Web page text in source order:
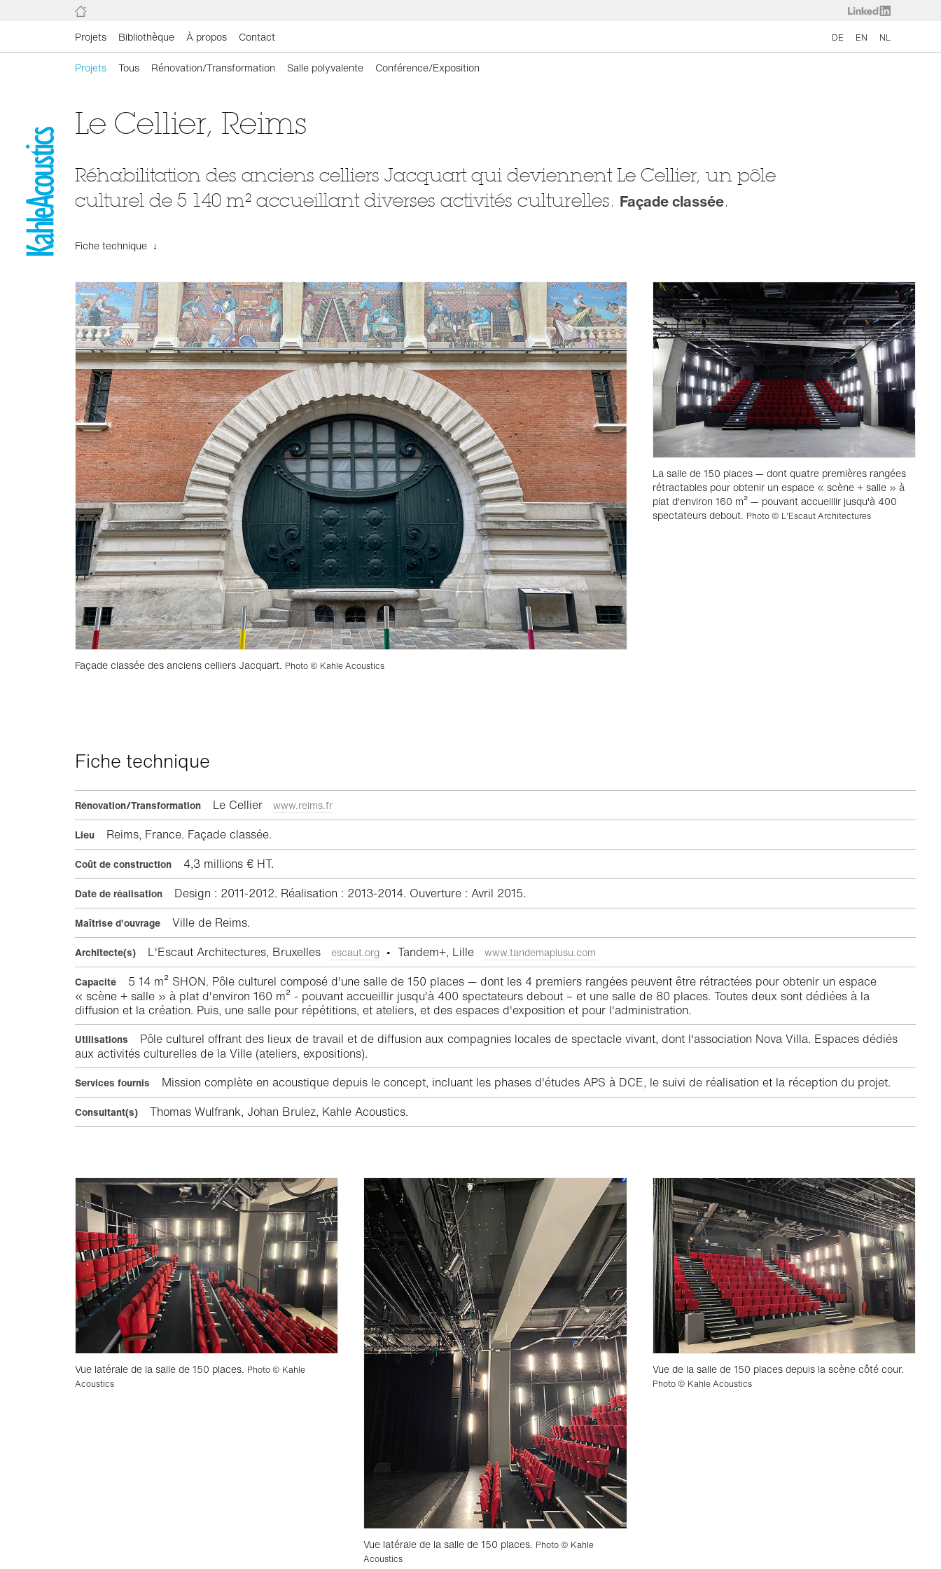
Projets Bibliothèque À propos Contact DE EN NL
Projets Tous Rénovation/Transformation Salle polyvalente Conférence/Exposition
Le Cellier, Reims
Réhabilitation des anciens celliers Jacquart qui deviennent Le Cellier, un pôle
culturel de 5 140 m² accueillant diverses activités culturelles. Façade classée.
Fiche technique ↓
Façade classée des anciens celliers Jacquart. Photo © Kahle Acoustics
La salle de 150 places — dont quatre premières rangées
rétractables pour obtenir un espace « scène + salle » à
plat d'environ 160 m² — pouvant accueillir jusqu'à 400
spectateurs debout. Photo © L'Escaut Architectures
Fiche technique
Rénovation/Transformation Le Cellier www.reims.fr
Lieu
Reims, France. Façade classée.
Coût de construction 4,3 millions € HT.
Date de réalisation Design : 2011-2012. Réalisation : 2013-2014. Ouverture : Avril 2015.
Maîtrise d'ouvrage Ville de Reims.
Architecte(s) L'Escaut Architectures, Bruxelles escaut.org • Tandem+, Lille www.tandemaplusu.com
Capacité
5 14 m² SHON. Pôle culturel composé d'une salle de 150 places — dont les 4 premiers rangées peuvent être rétractées pour obtenir un espace
« scène + salle » à plat d'environ 160 m² - pouvant accueillir jusqu'à 400 spectateurs debout – et une salle de 80 places. Toutes deux sont dédiées à la
diffusion et la création. Puis, une salle pour répétitions, et ateliers, et des espaces d'exposition et pour l'administration.
Utilisations
Pôle culturel offrant des lieux de travail et de diffusion aux compagnies locales de spectacle vivant, dont l'association Nova Villa. Espaces dédiés
aux activités culturelles de la Ville (ateliers, expositions).
Services fournis Mission complète en acoustique depuis le concept, incluant les phases d'études APS à DCE, le suivi de réalisation et la réception du projet.
Consultant(s) Thomas Wulfrank, Johan Brulez, Kahle Acoustics.
Vue latérale de la salle de 150 places. Photo © Kahle
Acoustics
Vue latérale de la salle de 150 places. Photo © Kahle
Acoustics
Vue de la salle de 150 places depuis la scène côté cour.
Photo © Kahle Acoustics